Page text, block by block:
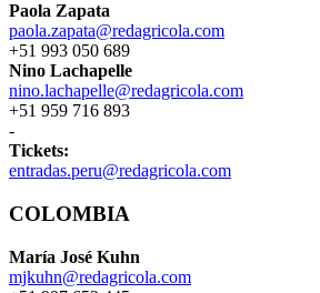
Paola Zapata
paola.zapata@redagricola.com
+51 993 050 689
Nino Lachapelle
nino.lachapelle@redagricola.com
+51 959 716 893
-
Tickets:
entradas.peru@redagricola.com
COLOMBIA
María José Kuhn
mjkuhn@redagricola.com